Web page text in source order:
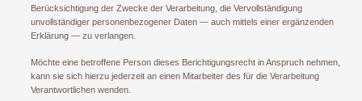
Berücksichtigung der Zwecke der Verarbeitung, die Vervollständigung
unvollständiger personenbezogener Daten — auch mittels einer ergänzenden
Erklärung — zu verlangen.
Möchte eine betroffene Person dieses Berichtigungsrecht in Anspruch nehmen,
kann sie sich hierzu jederzeit an einen Mitarbeiter des für die Verarbeitung
Verantwortlichen wenden.